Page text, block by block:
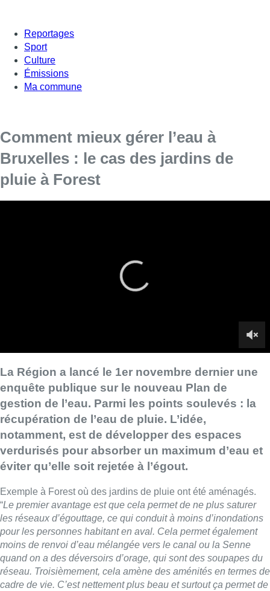
Reportages
Sport
Culture
Émissions
Ma commune
Comment mieux gérer l’eau à
Bruxelles : le cas des jardins de
pluie à Forest
notamment, est de développer des espaces
verdurisés pour absorber un maximum d’eau et
Exemple à Forest où des jardins de pluie ont été aménagés.
Le premier avantage est que cela permet de ne plus saturer
les réseaux d’égouttage, ce qui conduit à moins d’inondations
pour les personnes habitant en aval. Cela permet également
moins de renvoi d’eau mélangée vers le canal ou la Senne
quand on a des déversoirs d’orage, qui sont des soupapes du
réseau. Troisièmement, cela amène des aménités en termes de
cadre de vie. C’est nettement plus beau et surtout ça permet de
lutter contre les îlots de chaleur”,explique François Mayeur,
ingénieur au département Eau de Bruxelles-Environnement.
Actuellement, quand il pleut beaucoup, les égouts débordent
dans le canal ou la Senne. Créer ces aménagements permet
donc indirectement de purifier ces cours d’eau pour un coût
relativement faible.
►À lire aussi | Ouverture de l’enquête publique sur le
nouveau Plan régional de gestion de l’eau
■ Reportage deThomas Dufrane, Nicolas Scheenaerts
etStéphanie Mira